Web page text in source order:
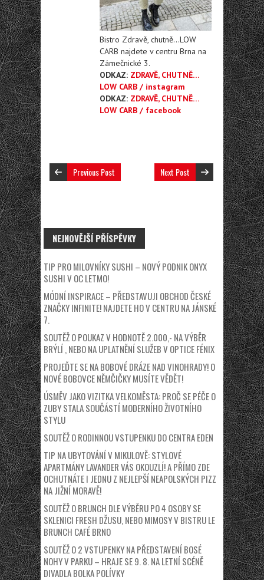
Bistro Zdravě, chutně…LOW
CARB najdete v centru Brna na
Zámečnické 3.
ODKAZ: ZDRAVĚ, CHUTNĚ…
LOW CARB / instagram
ODKAZ: ZDRAVĚ, CHUTNĚ…
LOW CARB / facebook
Previous Post Next Post
NEJNOVĚJŠÍ PŘÍSPĚVKY
TIP PRO MILOVNÍKY SUSHI – NOVÝ PODNIK ONYX
SUSHI V OC LETMO!
MÓDNÍ INSPIRACE – PŘEDSTAVUJI OBCHOD ČESKÉ
ZNAČKY INFINITE! NAJDETE HO V CENTRU NA JÁNSKÉ
7.
SOUTĚŽ O POUKAZ V HODNOTĚ 2.000,- NA VÝBĚR
BRÝLÍ , NEBO NA UPLATNĚNÍ SLUŽEB V OPTICE FÉNIX
PROJEĎTE SE NA BOBOVÉ DRÁZE NAD VINOHRADY! O
NOVÉ BOBOVCE NĚMČIČKY MUSÍTE VĚDĚT!
ÚSMĚV JAKO VIZITKA VELKOMĚSTA: PROČ SE PÉČE O
ZUBY STALA SOUČÁSTÍ MODERNÍHO ŽIVOTNÍHO
STYLU
SOUTĚŽ O RODINNOU VSTUPENKU DO CENTRA EDEN
TIP NA UBYTOVÁNÍ V MIKULOVĚ: STYLOVÉ
APARTMÁNY LAVANDER VÁS OKOUZLÍ! A PŘÍMO ZDE
OCHUTNÁTE I JEDNU Z NEJLEPŠÍ NEAPOLSKÝCH PIZZ
NA JIŽNÍ MORAVĚ!
SOUTĚŽ O BRUNCH DLE VÝBĚRU PO 4 OSOBY SE
SKLENICI FRESH DŽUSU, NEBO MIMOSY V BISTRU LE
BRUNCH CAFÉ BRNO
SOUTĚŽ O 2 VSTUPENKY NA PŘEDSTAVENÍ BOSÉ
NOHY V PARKU – HRAJE SE 9. 8. NA LETNÍ SCÉNĚ
DIVADLA BOLKA POLÍVKY